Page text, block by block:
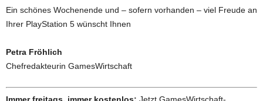
Ein schönes Wochenende und – sofern vorhanden – viel Freude an
Ihrer PlayStation 5 wünscht Ihnen
Petra Fröhlich
Chefredakteurin GamesWirtschaft